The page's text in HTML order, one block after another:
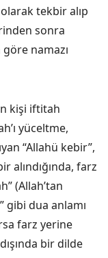
tekbir alıp
sonra
namazı
kişi iftitah
yüceltme,
“Allahü kebir”,
alındığında, farz
(Allah’tan
gibi dua anlamı
farz yerine
bir dilde